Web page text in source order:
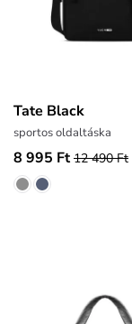
Tate Black
sportos oldaltáska
8 995 Ft 12 490 Ft